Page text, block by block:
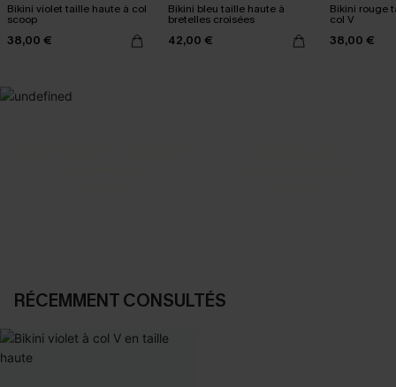
Bikini violet taille haute à col
scoop
38,00 €
Bikini bleu taille haute à
bretelles croisées
42,00 €
Bikini rouge
col V
38,00 €
RÉCEMMENT CONSULTÉS